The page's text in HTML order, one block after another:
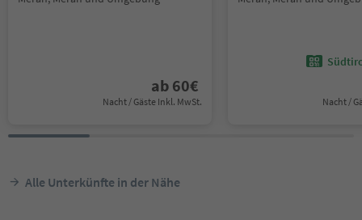
ab 60€
Nacht / Gäste Inkl. MwSt. Nacht /
Alle Unterkünfte in der Nähe